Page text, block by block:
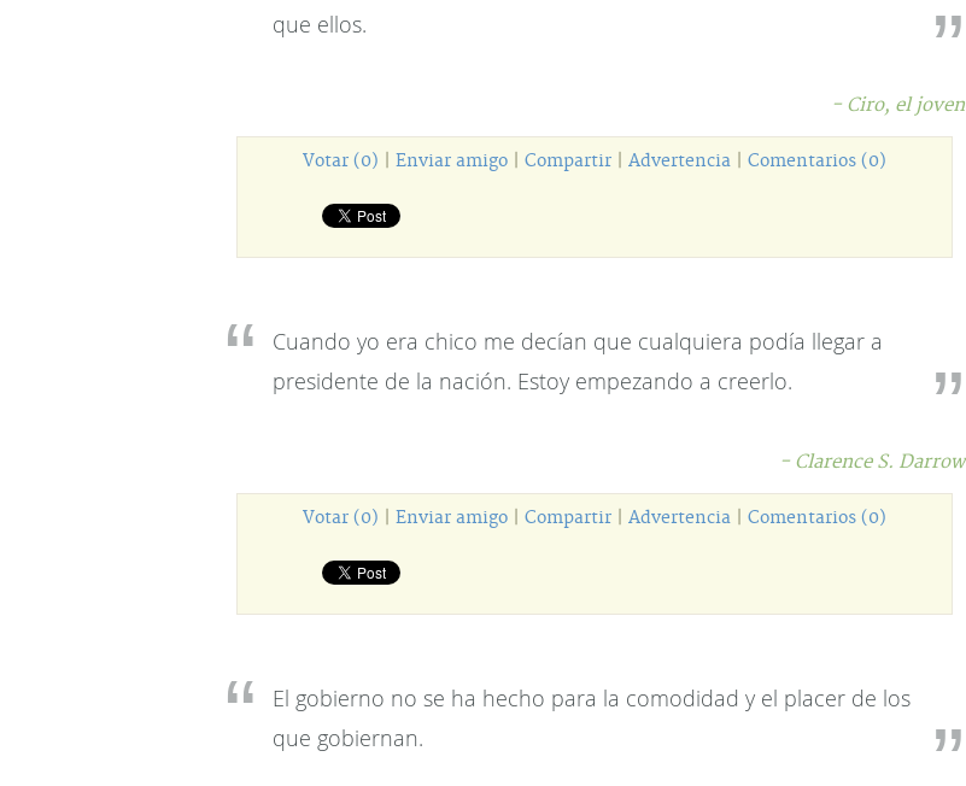
que ellos.
- Ciro, el joven
Votar (0) Enviar amigo Compartir Advertencia Comentarios (0)
Cuando yo era chico me decían que cualquiera podía llegar a
presidente de la nación. Estoy empezando a creerlo.
- Clarence S. Darrow
Votar (0) Enviar amigo Compartir Advertencia Comentarios (0)
El gobierno no se ha hecho para la comodidad y el placer de los
que gobiernan.